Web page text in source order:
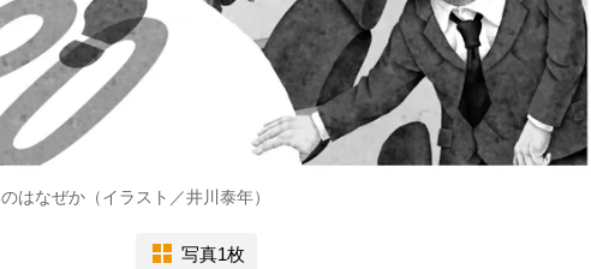
はなぜか（イラスト／井川泰年）
写真1枚